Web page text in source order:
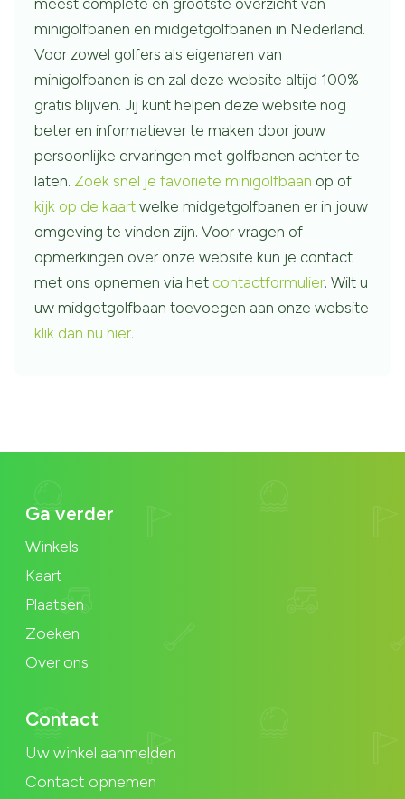
minigolfbanen en midgetgolfbanen in Nederland.
Voor zowel golfers als eigenaren van
minigolfbanen is en zal deze website altijd 100%
gratis blijven. Jij kunt helpen deze website nog
beter en informatiever te maken door jouw
persoonlijke ervaringen met golfbanen achter te
laten. Zoek snel je favoriete minigolfbaan op of
kijk op de kaart welke midgetgolfbanen er in jouw
omgeving te vinden zijn. Voor vragen of
opmerkingen over onze website kun je contact
met ons opnemen via het contactformulier. Wilt u
uw midgetgolfbaan toevoegen aan onze website
klik dan nu hier.
Ga verder
Winkels
Kaart
Plaatsen
Zoeken
Over ons
Contact
Uw winkel aanmelden
Contact opnemen